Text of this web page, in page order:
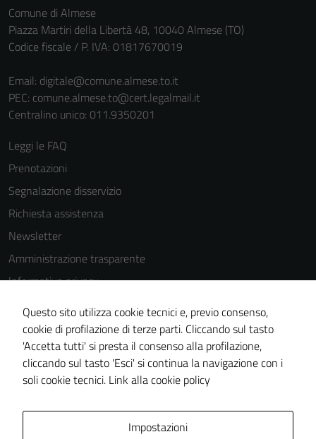
Comune di Almese
Piazza Martiri della Libertà 48, 10040 Almese (TO)
Codice fiscale / P. IVA: 01817670019
Email: digitale@comune.almese.to.it
PEC: comune.almese.to@cert.legalmail.it
Centralino unico: 011.9350201
Leggi le FAQ
Prenotazioni
Segnalazione disservizio
Richiesta assistenza
Newsletter
Amministrazione trasparente
Informativa privacy
Cookie Policy
Note legali
Dichiarazione di accessibilità
Piano di miglioramento del sito
Questo sito utilizza cookie tecnici e, previo consenso,
cookie di profilazione di terze parti. Cliccando sul tasto
'Accetta tutti' si presta il consenso alla profilazione,
cliccando sul tasto 'Esci' si continua la navigazione con i
soli cookie tecnici. Link alla cookie policy
Impostazioni